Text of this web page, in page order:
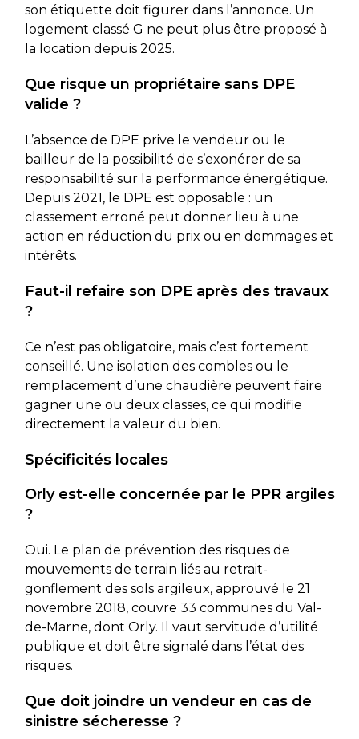
son étiquette doit figurer dans l’annonce. Un
logement classé G ne peut plus être proposé à
la location depuis 2025.
Que risque un propriétaire sans DPE
valide ?
L’absence de DPE prive le vendeur ou le
bailleur de la possibilité de s’exonérer de sa
responsabilité sur la performance énergétique.
Depuis 2021, le DPE est opposable : un
classement erroné peut donner lieu à une
action en réduction du prix ou en dommages et
intérêts.
Faut-il refaire son DPE après des travaux
?
Ce n’est pas obligatoire, mais c’est fortement
conseillé. Une isolation des combles ou le
remplacement d’une chaudière peuvent faire
gagner une ou deux classes, ce qui modifie
directement la valeur du bien.
Spécificités locales
Orly est-elle concernée par le PPR argiles
?
Oui. Le plan de prévention des risques de
mouvements de terrain liés au retrait-
gonflement des sols argileux, approuvé le 21
novembre 2018, couvre 33 communes du Val-
de-Marne, dont Orly. Il vaut servitude d’utilité
publique et doit être signalé dans l’état des
risques.
Que doit joindre un vendeur en cas de
sinistre sécheresse ?